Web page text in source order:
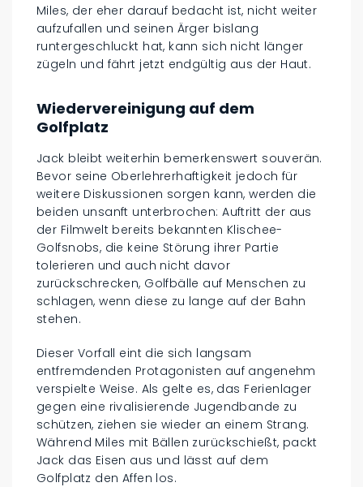
Miles, der eher darauf bedacht ist, nicht weiter
aufzufallen und seinen Ärger bislang
runtergeschluckt hat, kann sich nicht länger
zügeln und fährt jetzt endgültig aus der Haut.
Wiedervereinigung auf dem
Golfplatz
Jack bleibt weiterhin bemerkenswert souverän.
Bevor seine Oberlehrerhaftigkeit jedoch für
weitere Diskussionen sorgen kann, werden die
beiden unsanft unterbrochen: Auftritt der aus
der Filmwelt bereits bekannten Klischee-
Golfsnobs, die keine Störung ihrer Partie
tolerieren und auch nicht davor
zurückschrecken, Golfbälle auf Menschen zu
schlagen, wenn diese zu lange auf der Bahn
stehen.
Dieser Vorfall eint die sich langsam
entfremdenden Protagonisten auf angenehm
verspielte Weise. Als gelte es, das Ferienlager
gegen eine rivalisierende Jugendbande zu
schützen, ziehen sie wieder an einem Strang.
Während Miles mit Bällen zurückschießt, packt
Jack das Eisen aus und lässt auf dem
Golfplatz den Affen los.